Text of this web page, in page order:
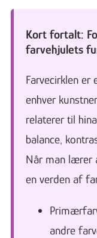
Kort fortalt:
farvehjulets
Farvecirklen
enhver
relaterer til
balance,
Når man lærer
en verden af
andre